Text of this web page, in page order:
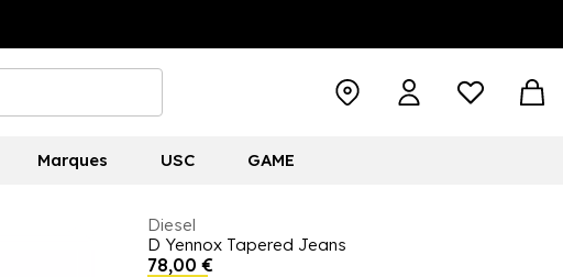
Marques USC GAME
Diesel
D Yennox Tapered Jeans
78,00 €